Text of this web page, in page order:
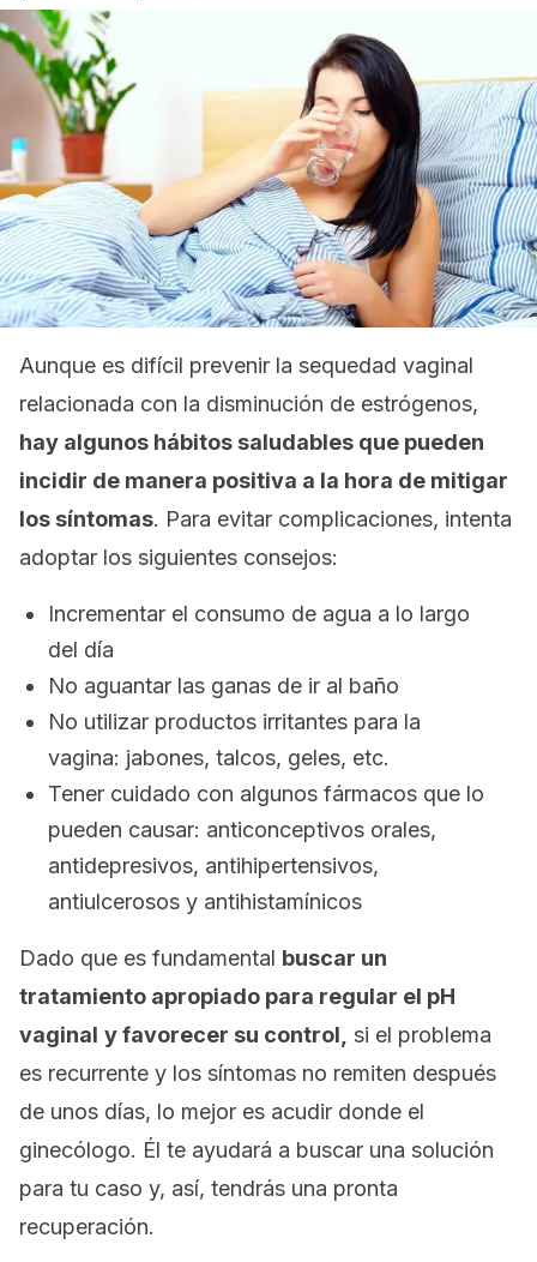
Aunque es difícil prevenir la sequedad vaginal
relacionada con la disminución de estrógenos,
hay algunos hábitos saludables que pueden
incidir de manera positiva a la hora de mitigar
los síntomas. Para evitar complicaciones, intenta
adoptar los siguientes consejos:
Incrementar el consumo de agua a lo largo
del día
No aguantar las ganas de ir al baño
No utilizar productos irritantes para la
vagina: jabones, talcos, geles, etc.
Tener cuidado con algunos fármacos que lo
pueden causar: anticonceptivos orales,
antidepresivos, antihipertensivos,
antiulcerosos y antihistamínicos
Dado que es fundamental buscar un
tratamiento apropiado para regular el pH
vaginal y favorecer su control, si el problema
es recurrente y los síntomas no remiten después
de unos días, lo mejor es acudir donde el
ginecólogo. Él te ayudará a buscar una solución
para tu caso y, así, tendrás una pronta
recuperación.